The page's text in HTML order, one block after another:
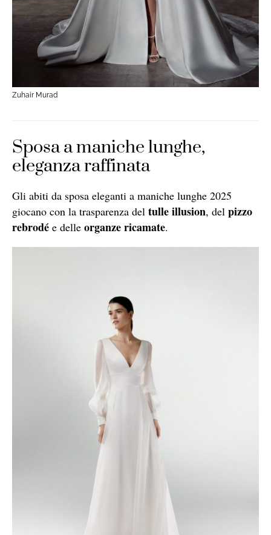
Zuhair Murad
Sposa a maniche lunghe,
eleganza raffinata
Gli abiti da sposa eleganti a maniche lunghe 2025
giocano con la trasparenza del tulle illusion, del pizzo
rebrodé e delle organze ricamate.